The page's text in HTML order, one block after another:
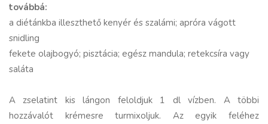
továbbá:
a diétánkba illeszthető kenyér és szalámi; apróra vágott
snidling
fekete olajbogyó; pisztácia; egész mandula; retekcsíra vagy
saláta
A zselatint kis lángon feloldjuk 1 dl vízben. A többi
hozzávalót krémesre turmixoljuk. Az egyik feléhez